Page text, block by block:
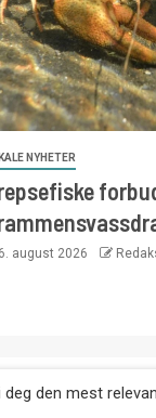
NYHETER
august 2026
den mest